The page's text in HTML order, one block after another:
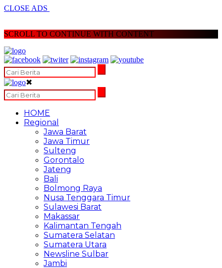
CLOSE ADS
SCROLL TO CONTINUE WITH CONTENT
✖
HOME
Regional
Jawa Barat
Jawa Timur
Sulteng
Gorontalo
Jateng
Bali
Bolmong Raya
Nusa Tenggara Timur
Sulawesi Barat
Makassar
Kalimantan Tengah
Sumatera Selatan
Sumatera Utara
Newsline Sulbar
Jambi